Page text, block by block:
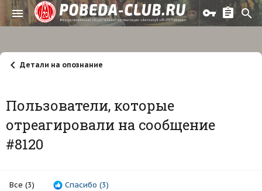
Детали на опознание
Пользователи, которые
отреагировали на сообщение
#8120
Все (3) Спасибо (3)